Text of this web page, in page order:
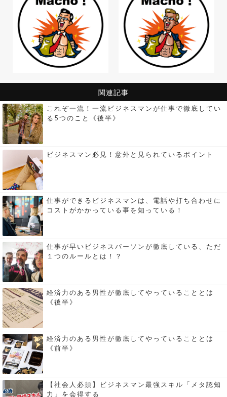
関連記事
これぞ一流！一流ビジネスマンが仕事で徹底してい
る5つのこと《後半》
ビジネスマン必見！意外と見られているポイント
仕事ができるビジネスマンは、電話や打ち合わせに
コストがかかっている事を知っている！
仕事が早いビジネスパーソンが徹底している、ただ
１つのルールとは！？
経済力のある男性が徹底してやっていることとは
《後半》
経済力のある男性が徹底してやっていることとは
《前半》
【社会人必須】ビジネスマン最強スキル「メタ認知
力」を会得する